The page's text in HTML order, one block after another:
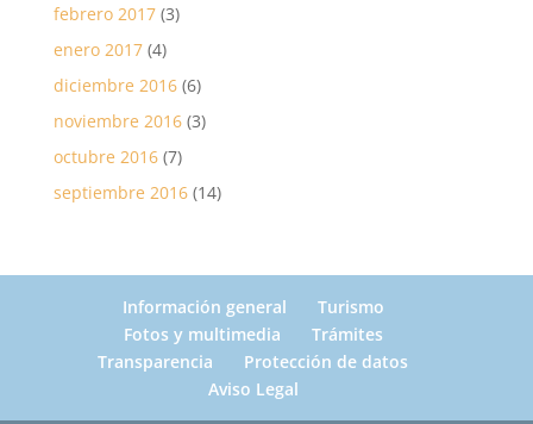
febrero 2017(3)
enero 2017(4)
diciembre 2016(6)
noviembre 2016(3)
octubre 2016(7)
septiembre 2016(14)
Información general
Turismo
Fotos y multimedia
Trámites
Transparencia
Protección de datos
Aviso Legal